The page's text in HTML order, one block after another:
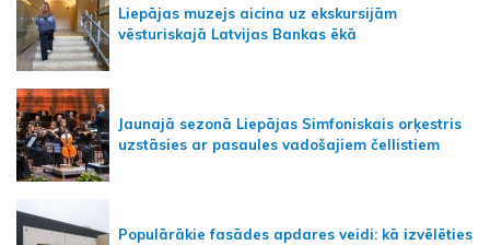
Liepājas muzejs aicina uz ekskursijām
vēsturiskajā Latvijas Bankas ēkā
Jaunajā sezonā Liepājas Simfoniskais orķestris
uzstāsies ar pasaules vadošajiem čellistiem
Populārākie fasādes apdares veidi: kā izvēlēties